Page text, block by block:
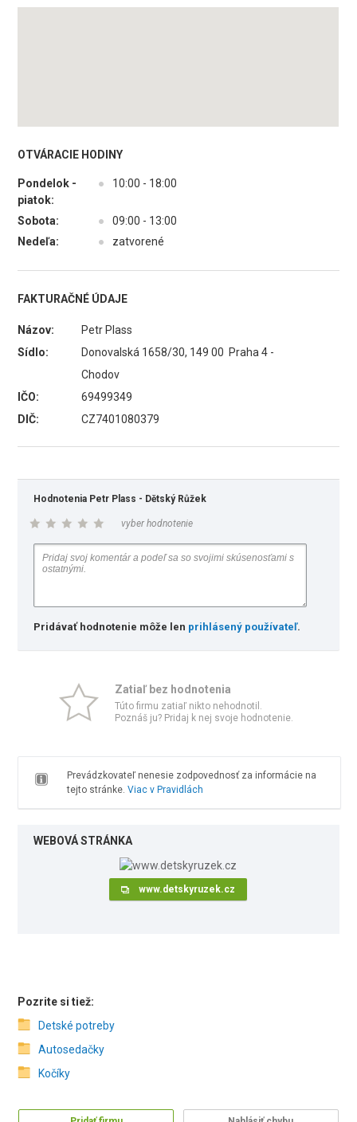
OTVÁRACIE HODINY
Pondelok -
piatok:
● 10:00 - 18:00
Sobota: ●
09:00 - 13:00
Nedeľa:
● zatvorené
FAKTURAČNÉ ÚDAJE
Názov:
Petr Plass
Sídlo:
Donovalská 1658/30, 149 00 Praha 4 -
Chodov
IČO:
69499349
DIČ:
CZ7401080379
Hodnotenia Petr Plass - Dětský Růžek
vyber hodnotenie
Pridávať hodnotenie môže len prihlásený používateľ.
Zatiaľ bez hodnotenia
Túto firmu zatiaľ nikto nehodnotil.
Poznáš ju? Pridaj k nej svoje hodnotenie.
Prevádzkovateľ nenesie zodpovednosť za informácie na
tejto stránke. Viac v Pravidlách
WEBOVÁ STRÁNKA
www.detskyruzek.cz
Pozrite si tiež:
Detské potreby
Autosedačky
Kočíky